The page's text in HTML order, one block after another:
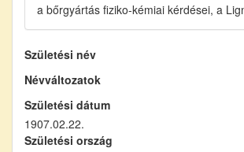
a bőrgyártás fiziko-kémiai kérdései, a
Születési név
Névváltozatok
Születési dátum
1907.02.22.
Születési ország